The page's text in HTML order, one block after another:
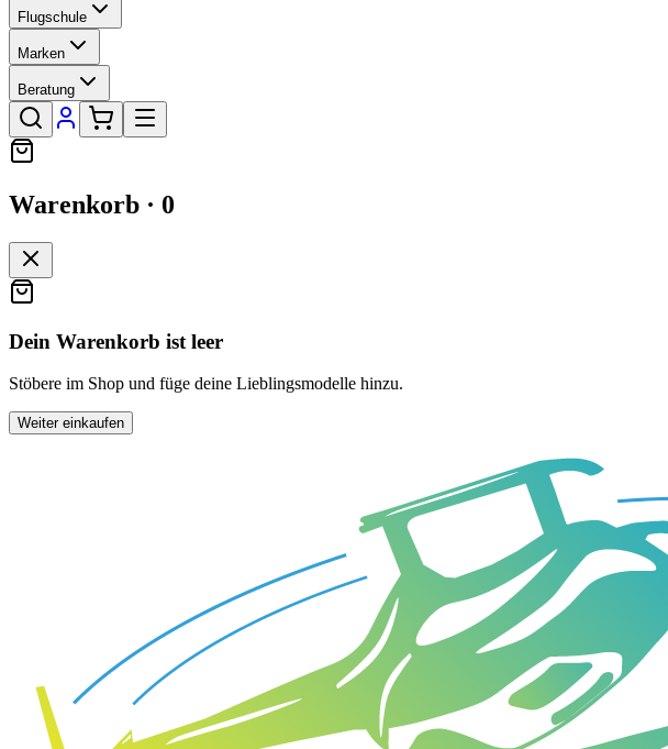
Flugschule
Marken
Beratung
Warenkorb · 0
Dein Warenkorb ist leer
Stöbere im Shop und füge deine Lieblingsmodelle hinzu.
Weiter einkaufen